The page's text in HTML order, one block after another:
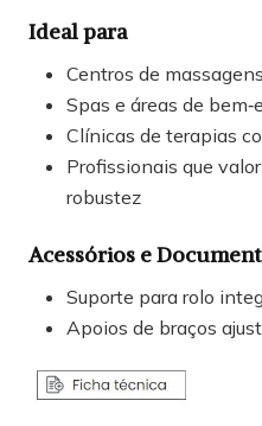
Ideal para
Centros de massagens
Spas e áreas de
Clínicas de terapias
Profissionais que
robustez
Acessórios e
Suporte para rolo
Apoios de braços